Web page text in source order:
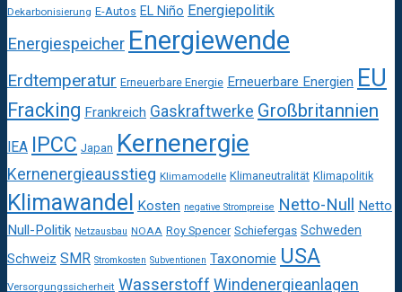
Dekarbonisierung E-Autos EL Niño Energiepolitik
Energiespeicher Energiewende
Erdtemperatur Erneuerbare Energie Erneuerbare Energien EU
Fracking Frankreich Gaskraftwerke Großbritannien
IEA IPCC Japan Kernenergie
Kernenergieausstieg Klimamodelle Klimaneutralität Klimapolitik
Klimawandel Kosten negative Strompreise Netto-Null Netto
Null-Politik Netzausbau NOAA Roy Spencer Schiefergas Schweden
Schweiz SMR Stromkosten Subventionen Taxonomie USA
Versorgungssicherheit Wasserstoff Windenergieanlagen